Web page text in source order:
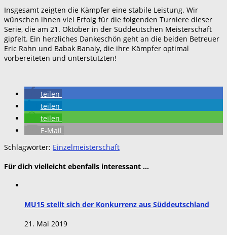
Insgesamt zeigten die Kämpfer eine stabile Leistung. Wir
wünschen ihnen viel Erfolg für die folgenden Turniere dieser
Serie, die am 21. Oktober in der Süddeutschen Meisterschaft
gipfelt. Ein herzliches Dankeschön geht an die beiden Betreuer
Eric Rahn und Babak Banaiy, die ihre Kämpfer optimal
vorbereiteten und unterstützten!
teilen
teilen
teilen
E-Mail
Schlagwörter: Einzelmeisterschaft
Für dich vielleicht ebenfalls interessant …
MU15 stellt sich der Konkurrenz aus Süddeutschland
21. Mai 2019